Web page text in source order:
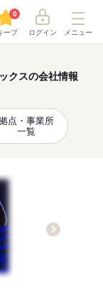
ープ
0
ログイン メニュー
クスの会社情報
点・事業所
一覧